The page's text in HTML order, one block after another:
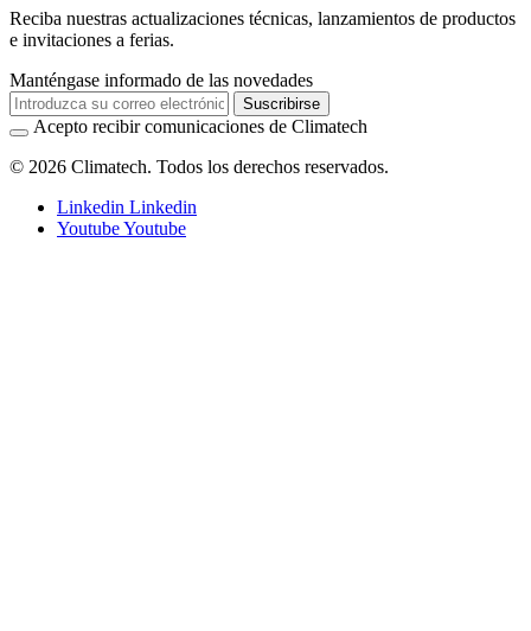
Reciba nuestras actualizaciones técnicas, lanzamientos de productos
e invitaciones a ferias.
Manténgase informado de las novedades
Suscribirse
Acepto recibir comunicaciones de Climatech
© 2026 Climatech. Todos los derechos reservados.
Linkedin Linkedin
YoutubeYoutube